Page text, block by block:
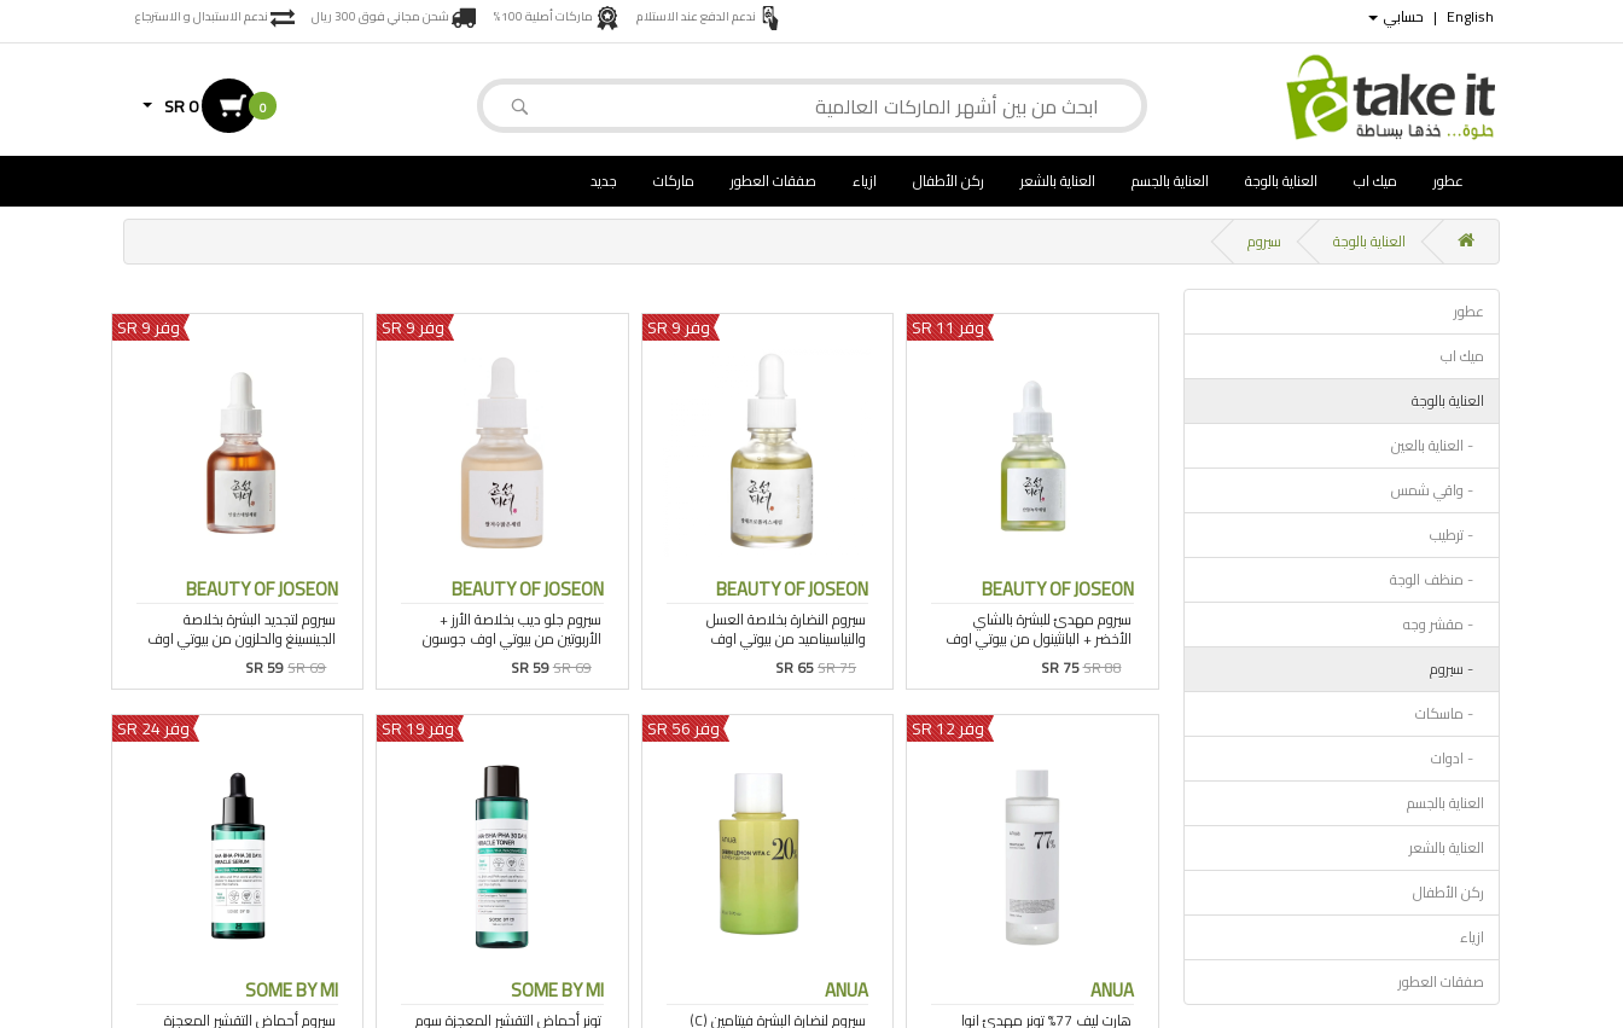
English
| حسابي ندعم الدفع عند الاستلام ماركات أصلية 100% شحن مجاني فوق 300 ريال ندعم الاستبدال و الاسترجاع
0
SR 0
عطور ميك اب العناية بالوجة العناية بالجسم العناية بالشعر ركن الأطفال ازياء صفقات العطور ماركات جديد
العناية بالوجة سيروم
عطور
ميك اب
العناية بالوجة
- العناية بالعين
- واقي شمس
- ترطيب
- منظف الوجة
- مقشر وجه
- سيروم
- ماسكات
- ادوات
العناية بالجسم
العناية بالشعر
ركن الأطفال
ازياء
صفقات العطور
وفر 11 SR
BEAUTY OF JOSEON
SR 75SR 88
وفر 9 SR
BEAUTY OF JOSEON
SR 65SR 75
وفر 9 SR
BEAUTY OF JOSEON
SR 59SR 69
وفر 9 SR
BEAUTY OF JOSEON
SR 59SR 69
وفر 12 SR
ANUA
وفر 56 SR
ANUA
وفر 19 SR
SOME BY MI
وفر 24 SR
SOME BY MI